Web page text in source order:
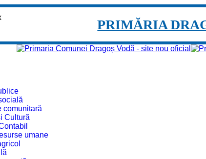
PRIMĂRIA
comunitară
Cultură
umane